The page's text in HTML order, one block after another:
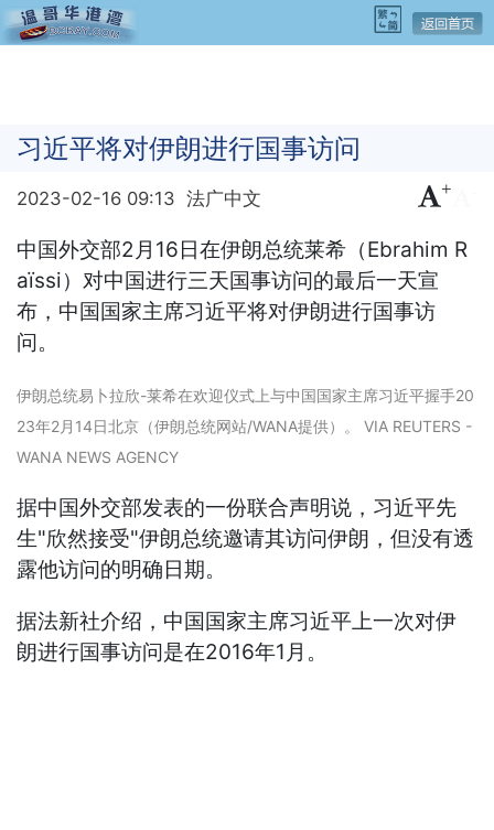
习近平将对伊朗进行国事访问
2023-02-16 09:13 法广中文 +
中国外交部2月16日在伊朗总统莱希（Ebrahim R
aïssi）对中国进行三天国事访问的最后一天宣
布，中国国家主席习近平将对伊朗进行国事访
问。
伊朗总统易卜拉欣-莱希在欢迎仪式上与中国国家主席习近平握手20
23年2月14日北京（伊朗总统网站/WANA提供）。 VIA REUTERS -
WANA NEWS AGENCY
据中国外交部发表的一份联合声明说，习近平先
生"欣然接受"伊朗总统邀请其访问伊朗，但没有透
露他访问的明确日期。
据法新社介绍，中国国家主席习近平上一次对伊
朗进行国事访问是在2016年1月。